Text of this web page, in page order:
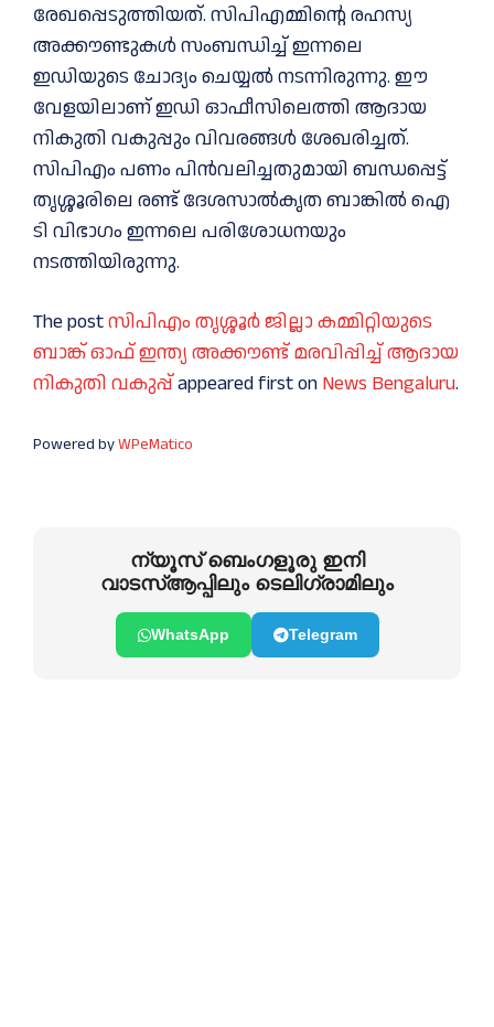
രേഖപ്പെടുത്തിയത്. സിപിഎമ്മിന്റെ രഹസ്യ
അക്കൗണ്ടുകള്‍ സംബന്ധിച്ച് ഇന്നലെ
ഇഡിയുടെ ചോദ്യം ചെയ്യല്‍ നടന്നിരുന്നു. ഈ
വേളയിലാണ് ഇഡി ഓഫീസിലെത്തി ആദായ
നികുതി വകുപ്പും വിവരങ്ങള്‍ ശേഖരിച്ചത്.
സിപിഎം പണം പിന്‍വലിച്ചതുമായി ബന്ധപ്പെട്ട്
തൃശ്ശൂരിലെ രണ്ട് ദേശസാല്‍കൃത ബാങ്കില്‍ ഐ
ടി വിഭാഗം ഇന്നലെ പരിശോധനയും
നടത്തിയിരുന്നു.
The postസിപിഎം തൃശ്ശൂര്‍ ജില്ലാ കമ്മിറ്റിയുടെ
ബാങ്ക് ഓഫ് ഇന്ത്യ അക്കൗണ്ട് മരവിപ്പിച്ച് ആദായ
നികുതി വകുപ്പ്appeared first on News Bengaluru.
Powered byWPeMatico
ന്യൂസ് ബെംഗളൂരു ഇനി
വാടസ്ആപ്പിലും ടെലിഗ്രാമിലും
WhatsApp Telegram